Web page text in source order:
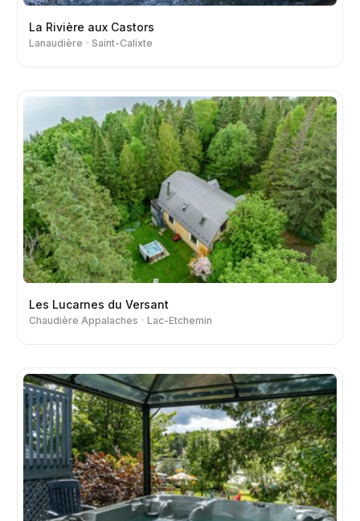
La Rivière aux Castors
Lanaudière Saint-Calixte
Les Lucarnes du Versant
Chaudière Appalaches Lac-Etchemin